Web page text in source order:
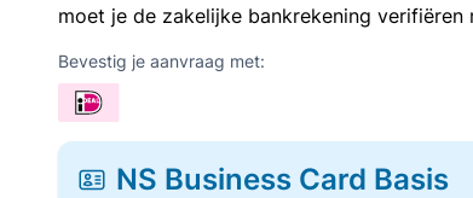
moet je de zakelijke bankrekening verifiëren
Bevestig je aanvraag met:
NS Business Card Basis